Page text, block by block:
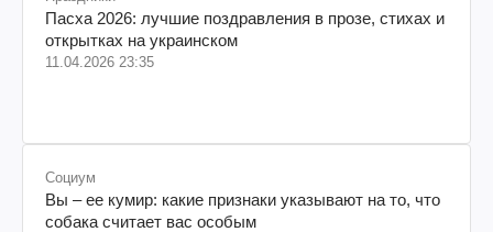
Пасха 2026: лучшие поздравления в прозе, стихах и
открытках на украинском
11.04.2026 23:35
Социум
Вы – ее кумир: какие признаки указывают на то, что
собака считает вас особым